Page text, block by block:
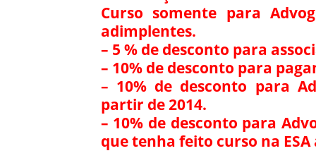
Curso somente para
adimplentes.
– 5 % de desconto para
– 10% de desconto para
– 10% de desconto para
partir de 2014.
– 10% de desconto para
que tenha feito curso na